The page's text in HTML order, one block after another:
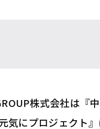
株式会社は『
気にプロジェクト